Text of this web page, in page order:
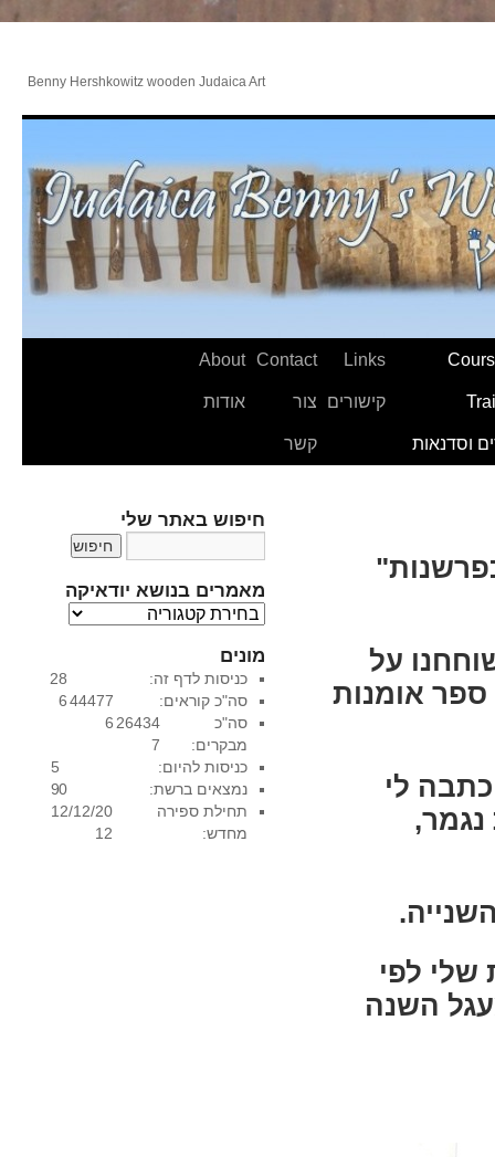
Benny Hershkowitz wooden Judaica Art
וסדנאות
Links
קישורים
Contact
צור
קשר
About
אודות
על
ספר אומנות
לי
שלי לפי
השנה
חיפוש באתר שלי
מאמרים בנושא יודאיקה
מ
מ
ר
י
ם
נ
ו
ש
מונים
28
6
כניסות לדף זה:
44477
6
סה"כ קוראים:
26434
7
סה"כ
מבקרים:
5
9
כניסות להיום:
0
נמצאים ברשת:
12/12/20
12
תחילת ספירה
מחדש: